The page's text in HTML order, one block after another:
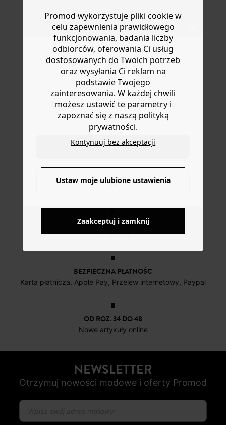
Do you want to be redirected to
www.promod.com ?
YES
NO
lub wymianę.
Gruby, elastyczny i lekko rozciągliwy denim. Szlufki.
Guzik, metalowy zamek. 5 kieszeni. Zawiera bawełnę
pochodzącą z ekologicznych upraw, uprawianą bez
pestycydów, nawozów chemicznych i GMO.
DOSTAWA DO PACZKOMATÓW
4 do 6 dni roboczych
DARMOWE ZWROTY
do 30 dni
BEZPIECZNA PŁATNOŚC
Karta płatnicza, Apple Pay, Przelew internetowy, Paypal
OD ROZ. 34 DO 48
Nowe artykuły online
NEWSLETTER
Otrzymuj nowości modowe i oferty Promod
Promod wykorzystuje pliki cookie w
celu zapewnienia prawidłowego
funkcjonowania, badania liczby
odbiorców, oferowania Ci usług
dostosowanych do Twoich potrzeb
oraz wysyłania Ci reklam na
podstawie Twojego
zainteresowania. W każdej chwili
możesz ustawić te parametry i
zapoznać się z naszą polityką
prywatności.
Kontynuuj bez akceptacji
Ustaw moje ulubione ustawienia
Zaakceptuj i zamknij